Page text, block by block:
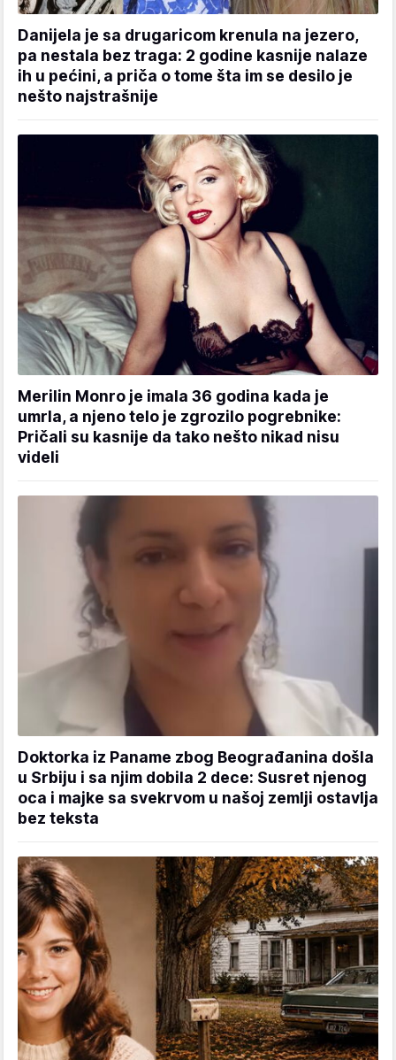
Danijela je sa drugaricom krenula na jezero,
pa nestala bez traga: 2 godine kasnije nalaze
ih u pećini, a priča o tome šta im se desilo je
nešto najstrašnije
Merilin Monro je imala 36 godina kada je
umrla, a njeno telo je zgrozilo pogrebnike:
Pričali su kasnije da tako nešto nikad nisu
videli
Doktorka iz Paname zbog Beograđanina došla
u Srbiju i sa njim dobila 2 dece: Susret njenog
oca i majke sa svekrvom u našoj zemlji ostavlja
bez teksta